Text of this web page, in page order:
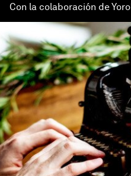
Con la colaboración de